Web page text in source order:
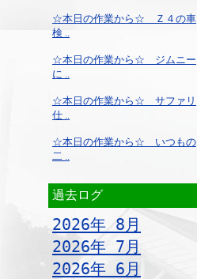
☆本日の作業から☆ Ｚ４の車
検 ..
☆本日の作業から☆ ジムニー
に ..
☆本日の作業から☆ サファリ
仕 ..
☆本日の作業から☆ いつもの
二 ..
過去ログ
2026年 8月
2026年 7月
2026年 6月